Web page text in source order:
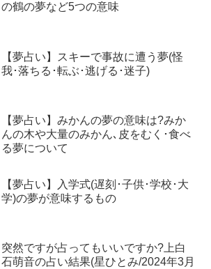
の鶴の夢など5つの意味
【夢占い】スキーで事故に遭う夢(怪
我･落ちる･転ぶ･逃げる･迷子)
【夢占い】みかんの夢の意味は?みか
んの木や大量のみかん､皮をむく･食べ
る夢について
【夢占い】入学式(遅刻･子供･学校･大
学)の夢が意味するもの
突然ですが占ってもいいですか?上白
石萌音の占い結果(星ひとみ/2024年3月